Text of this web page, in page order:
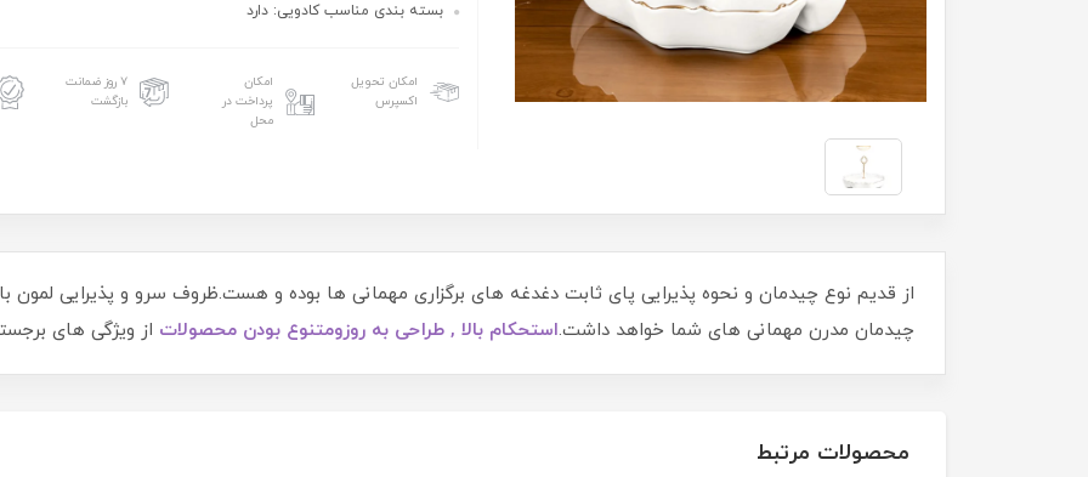
بسته بندی مناسب کادویی: دارد
امکان تحویل
اکسپرس
امکان
پرداخت در
محل
۷ روز ضمانت
بازگشت
از قدیم نوع چیدمان و نحوه پذیرایی پای ثابت دغدغه های برگزاری مهمانی ها بوده و هست.ظروف سرو و پذیرایی لمون با
چیدمان مدرن مهمانی های شما خواهد داشت.استحکام بالا , طراحی به روزومتنوع بودن محصولات از ویژگی های
محصولات مرتبط